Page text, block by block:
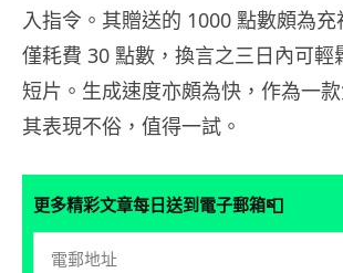
入指令。其贈送的 1000 點數頗為
僅耗費 30 點數，換言之三日內可輕
短片。生成速度亦頗為快，作為一
其表現不俗，值得一試。
更多精彩文章每日送到電子郵箱📮